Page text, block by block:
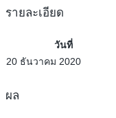
รายละเอียด
วันที่
20 ธันวาคม 2020
ผล